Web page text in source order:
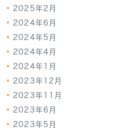
2025年2月
2024年6月
2024年5月
2024年4月
2024年1月
2023年12月
2023年11月
2023年6月
2023年5月